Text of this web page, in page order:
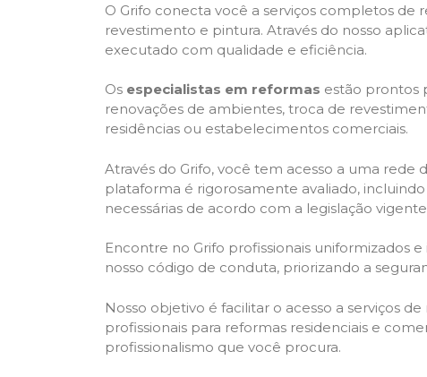
O Grifo conecta você a serviços completos de
revestimento e pintura. Através do nosso
executado com qualidade e eficiência.
Os especialistas em reformas estão prontos
renovações de ambientes, troca de
residências ou estabelecimentos comerciais.
Através do Grifo, você tem acesso a uma rede
plataforma é rigorosamente avaliado,
necessárias de acordo com a legislação
Encontre no Grifo profissionais uniformizados
nosso código de conduta, priorizando a
Nosso objetivo é facilitar o acesso a serviços
profissionais para reformas residenciais e
profissionalismo que você procura.